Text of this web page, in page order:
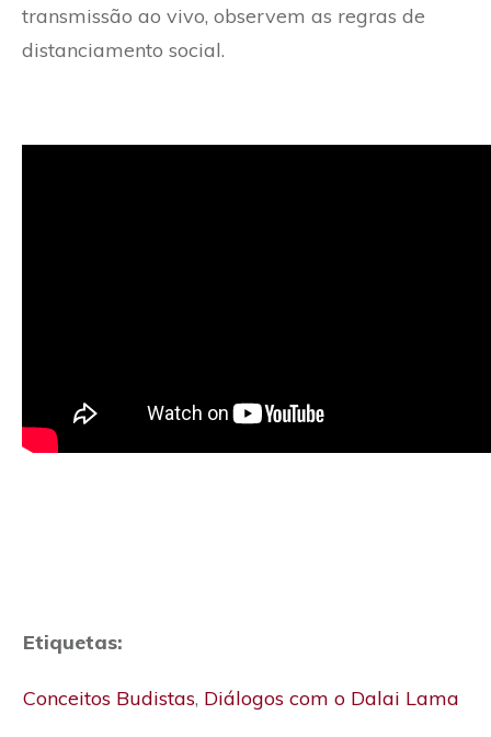
transmissão ao vivo, observem as regras de
distanciamento social.
Etiquetas:
Conceitos Budistas, Diálogos com o Dalai Lama